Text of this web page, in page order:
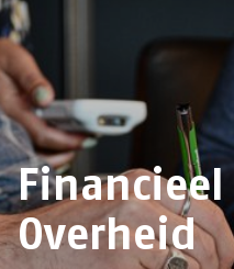
Expertises
Jij en Centric
Over ons
Overheid